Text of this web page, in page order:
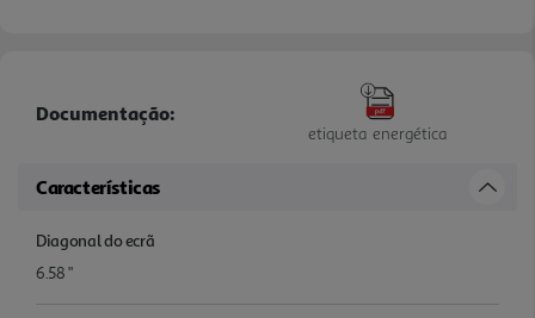
Documentação:
etiqueta energética
Características
Diagonal do ecrã
6.58 "